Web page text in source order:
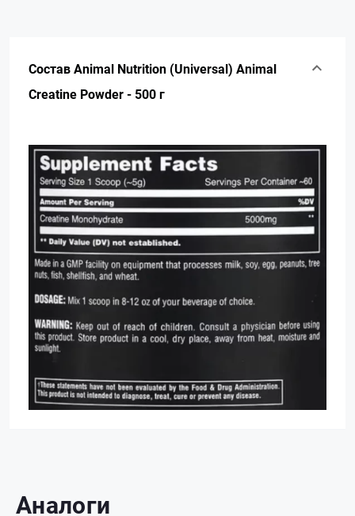
Состав Animal Nutrition (Universal) Animal
Creatine Powder - 500 г
Аналоги